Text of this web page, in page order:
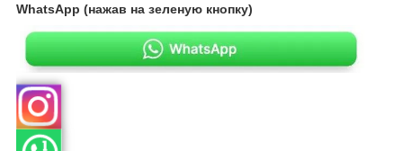
WhatsApp (нажав на зеленую кнопку)